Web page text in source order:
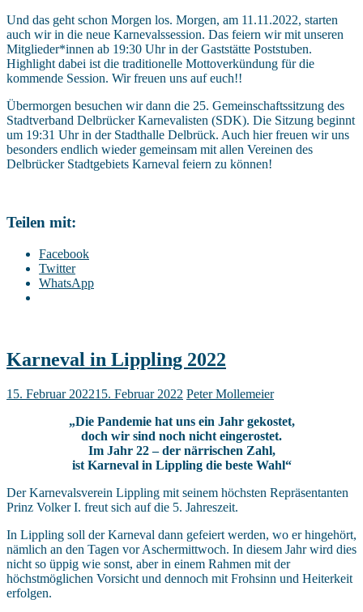
Und das geht schon Morgen los. Morgen, am 11.11.2022, starten
auch wir in die neue Karnevalssession. Das feiern wir mit unseren
Mitglieder*innen ab 19:30 Uhr in der Gaststätte Poststuben.
Highlight dabei ist die traditionelle Mottoverkündung für die
kommende Session. Wir freuen uns auf euch!!
Übermorgen besuchen wir dann die 25. Gemeinschaftssitzung des
Stadtverband Delbrücker Karnevalisten (SDK). Die Sitzung beginnt
um 19:31 Uhr in der Stadthalle Delbrück. Auch hier freuen wir uns
besonders endlich wieder gemeinsam mit allen Vereinen des
Delbrücker Stadtgebiets Karneval feiern zu können!
Teilen mit:
Facebook
Twitter
WhatsApp
Karneval in Lippling 2022
15. Februar 202215. Februar 2022 Peter Mollemeier
„Die Pandemie hat uns ein Jahr gekostet,
doch wir sind noch nicht eingerostet.
Im Jahr 22 – der närrischen Zahl,
ist Karneval in Lippling die beste Wahl“
Der Karnevalsverein Lippling mit seinem höchsten Repräsentanten
Prinz Volker I. freut sich auf die 5. Jahreszeit.
In Lippling soll der Karneval dann gefeiert werden, wo er hingehört,
nämlich an den Tagen vor Aschermittwoch. In diesem Jahr wird dies
nicht so üppig wie sonst, aber in einem Rahmen mit der
höchstmöglichen Vorsicht und dennoch mit Frohsinn und Heiterkeit
erfolgen.